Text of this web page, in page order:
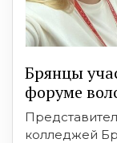
Брянцы
форуме
колледжей